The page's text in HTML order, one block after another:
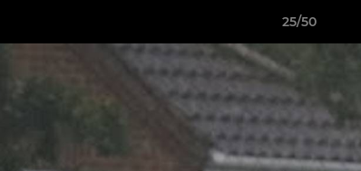
25/50